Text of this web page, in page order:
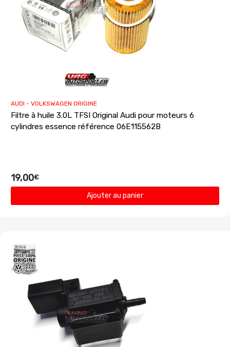
AUDI - VOLKSWAGEN ORIGINE
Filtre à huile 3.0L TFSI Original Audi pour moteurs 6
cylindres essence référence 06E115562B
19,00€
Ajouter au panier